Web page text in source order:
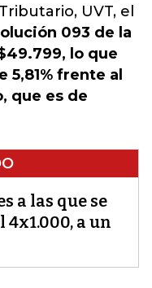
UVT, el
093 de la
lo que
frente al
que es de
a las que se
a un